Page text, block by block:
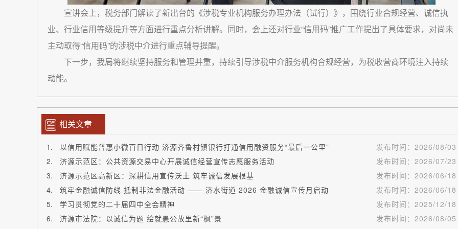
宣讲会上，税务部门解读了新出台的《涉税专业机构服务办理办法（试行）》，围绕行业合规经营、诚信执
业、行业信用等级提升等方面进行重点分析讲解。同时，会上还对行业“信用码”推广工作提出了具体要求，对尚未
主动取得“信用码”的涉税中介进行重点辅导提醒。
下一步，我局将继续坚持服务和管理并重，持续引导涉税中介服务机构合规经营，为税收营商环境注入持续
动能。
相关文章
以信用赋能普惠小微百日行动 济源齐鲁村镇银行打通信用融资服务“最后一公里” 发布时间： 2026/08/03
济源示范区：公共资源交易中心开展诚信经营宣传志愿服务活动
发布时间： 2026/07/23
济源示范区高新区：深耕信用宣传沃土 筑牢诚信发展根基
发布时间： 2026/06/18
筑牢金融诚信防线 抵制非法金融活动 —— 济水街道 2026 金融诚信宣传月启动
发布时间： 2026/06/18
学习贯彻党的二十届四中全会精神
发布时间： 2025/12/18
济源市法院：以诚信为题 绘就愚公故里新“枫”景
发布时间： 2026/08/05